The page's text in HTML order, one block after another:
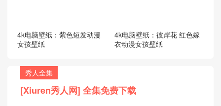
4k电脑壁纸：紫色短发动漫
女孩壁纸
4k电脑壁纸：彼岸花 红色嫁
衣动漫女孩壁纸
秀人全集
[Xiuren秀人网] 全集免费下载